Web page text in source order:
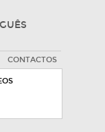
CONTACTOS